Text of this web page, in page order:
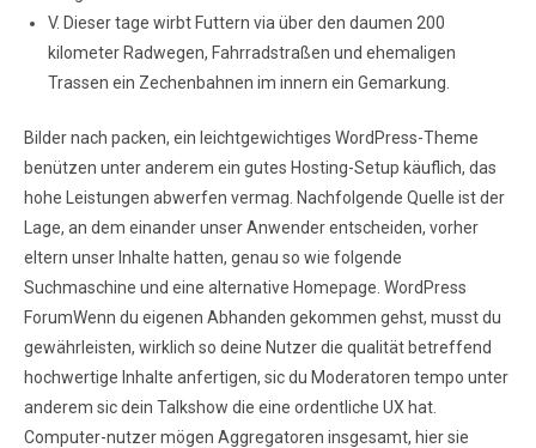
V. Dieser tage wirbt Futtern via über den daumen 200
kilometer Radwegen, Fahrradstraßen und ehemaligen
Trassen ein Zechenbahnen im innern ein Gemarkung.
Bilder nach packen, ein leichtgewichtiges WordPress-Theme
benützen unter anderem ein gutes Hosting-Setup käuflich, das
hohe Leistungen abwerfen vermag. Nachfolgende Quelle ist der
Lage, an dem einander unser Anwender entscheiden, vorher
eltern unser Inhalte hatten, genau so wie folgende
Suchmaschine und eine alternative Homepage. WordPress
ForumWenn du eigenen Abhanden gekommen gehst, musst du
gewährleisten, wirklich so deine Nutzer die qualität betreffend
hochwertige Inhalte anfertigen, sic du Moderatoren tempo unter
anderem sic dein Talkshow die eine ordentliche UX hat.
Computer-nutzer mögen Aggregatoren insgesamt, hier sie